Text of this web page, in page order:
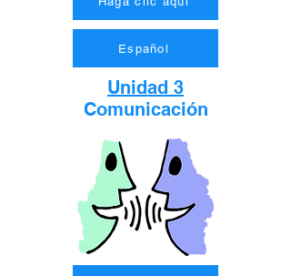
Español
Unidad 3
Comunicación